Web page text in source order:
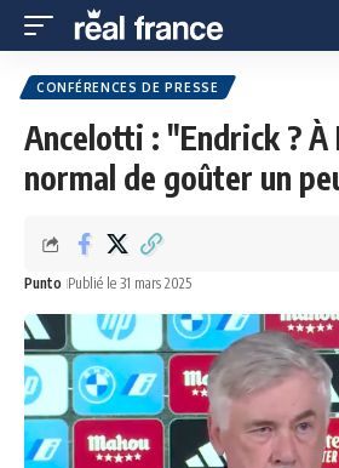
CONFÉRENCES DE PRESSE
Ancelotti : "Endrick ? À
normal de goûter un
Punto Publié le 31 mars 2025